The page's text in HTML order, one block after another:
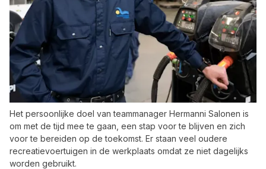
Het persoonlijke doel van teammanager Hermanni Salonen is
om met de tijd mee te gaan, een stap voor te blijven en zich
voor te bereiden op de toekomst. Er staan veel oudere
recreatievoertuigen in de werkplaats omdat ze niet dagelijks
worden gebruikt.